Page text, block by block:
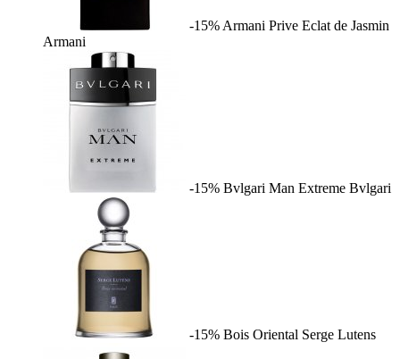
-15% Armani Prive Eclat de Jasmin
Armani
-15% Bvlgari Man Extreme Bvlgari
-15% Bois Oriental Serge Lutens